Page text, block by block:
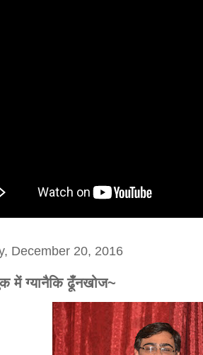
December 20, 2016
में ग्यानैकि ढूँनखोज~